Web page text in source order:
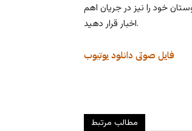
خود را نیز در جریان اهم
اخبار قرار دهید.
یوتیوب دانلود فایل صوتی
مطالب مرتبط